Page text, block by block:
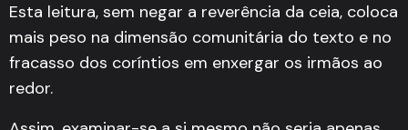
Esta leitura, sem negar a reverência da ceia, coloca
mais peso na dimensão comunitária do texto e no
fracasso dos coríntios em enxergar os irmãos ao
redor.